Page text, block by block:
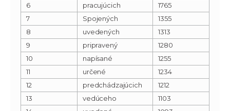
6
pracujúcich
1765
7
Spojených
1355
8
uvedených
1313
9
pripravený
1280
10
napísané
1255
11
určené
1234
12
predchádzajúcich
1212
13
vedúceho
1103